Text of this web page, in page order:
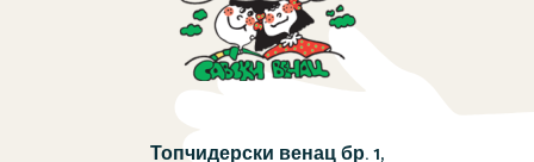
Топчидерски венац бр. 1,